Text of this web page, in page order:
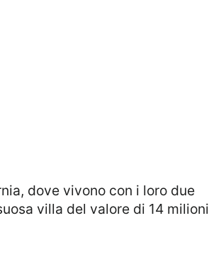
villa del valore di 14 milioni